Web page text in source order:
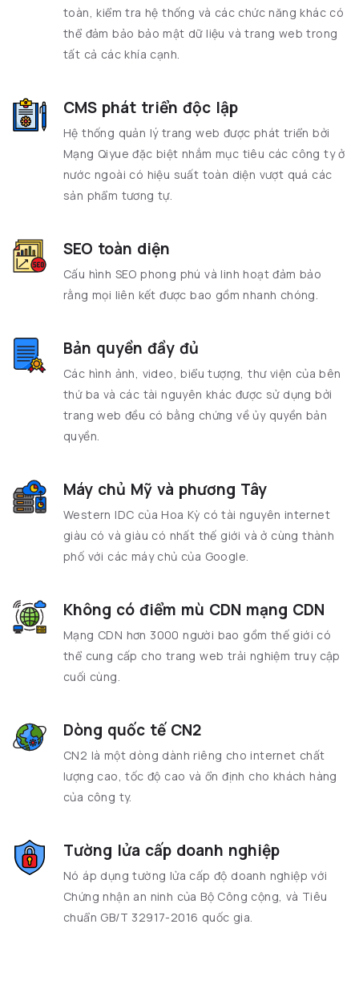
toàn, kiểm tra hệ thống và các chức năng khác có
thể đảm bảo bảo mật dữ liệu và trang web trong
tất cả các khía cạnh.
CMS phát triển độc lập
Hệ thống quản lý trang web được phát triển bởi
Mạng Qiyue đặc biệt nhắm mục tiêu các công ty ở
nước ngoài có hiệu suất toàn diện vượt quá các
sản phẩm tương tự.
SEO toàn diện
Cấu hình SEO phong phú và linh hoạt đảm bảo
rằng mọi liên kết được bao gồm nhanh chóng.
Bản quyền đầy đủ
Các hình ảnh, video, biểu tượng, thư viện của bên
thứ ba và các tài nguyên khác được sử dụng bởi
trang web đều có bằng chứng về ủy quyền bản
quyền.
Máy chủ Mỹ và phương Tây
Western IDC của Hoa Kỳ có tài nguyên internet
giàu có và giàu có nhất thế giới và ở cùng thành
phố với các máy chủ của Google.
Không có điểm mù CDN mạng CDN
Mạng CDN hơn 3000 người bao gồm thế giới có
thể cung cấp cho trang web trải nghiệm truy cập
cuối cùng.
Dòng quốc tế CN2
CN2 là một dòng dành riêng cho internet chất
lượng cao, tốc độ cao và ổn định cho khách hàng
của công ty.
Tường lửa cấp doanh nghiệp
Nó áp dụng tường lửa cấp độ doanh nghiệp với
Chứng nhận an ninh của Bộ Công cộng, và Tiêu
chuẩn GB/T 32917-2016 quốc gia.